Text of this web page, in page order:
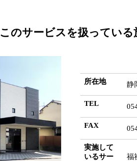
このサービスを扱っている
所在地 静
TEL
FAX
実施して
いるサー
福